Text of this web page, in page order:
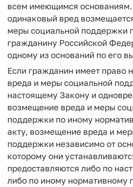
всем имеющимся
одинаковый вред
меры социальной поддержки
гражданину Российской
одному из оснований по его
Если гражданин имеет право
вреда и меры социальной
настоящему Закону и
возмещение вреда и меры
поддержки по иному
акту, возмещение вреда и
поддержки независимо от
которому они
предоставляются либо по
либо по иному нормативному